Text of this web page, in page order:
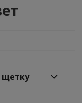
щетку